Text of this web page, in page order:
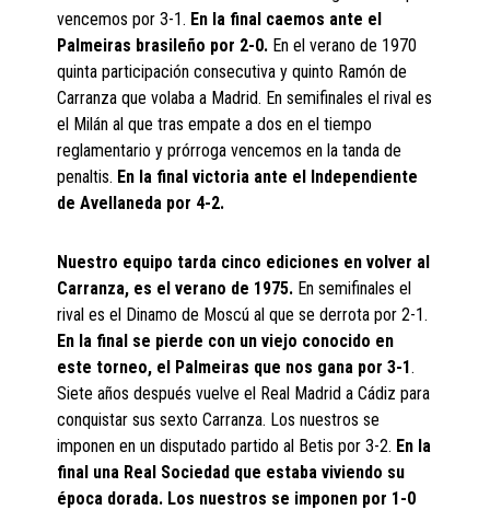
vencemos por 3-1. En la final caemos ante el
Palmeiras brasileño por 2-0. En el verano de 1970
quinta participación consecutiva y quinto Ramón de
Carranza que volaba a Madrid. En semifinales el rival es
el Milán al que tras empate a dos en el tiempo
reglamentario y prórroga vencemos en la tanda de
penaltis. En la final victoria ante el Independiente
de Avellaneda por 4-2.
Nuestro equipo tarda cinco ediciones en volver al
Carranza, es el verano de 1975. En semifinales el
rival es el Dinamo de Moscú al que se derrota por 2-1.
En la final se pierde con un viejo conocido en
este torneo, el Palmeiras que nos gana por 3-1.
Siete años después vuelve el Real Madrid a Cádiz para
conquistar sus sexto Carranza. Los nuestros se
imponen en un disputado partido al Betis por 3-2. En la
final una Real Sociedad que estaba viviendo su
época dorada. Los nuestros se imponen por 1-0